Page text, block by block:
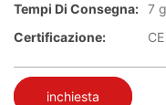
Tempi Di Consegna: 7
Certificazione:
CE
inchiesta